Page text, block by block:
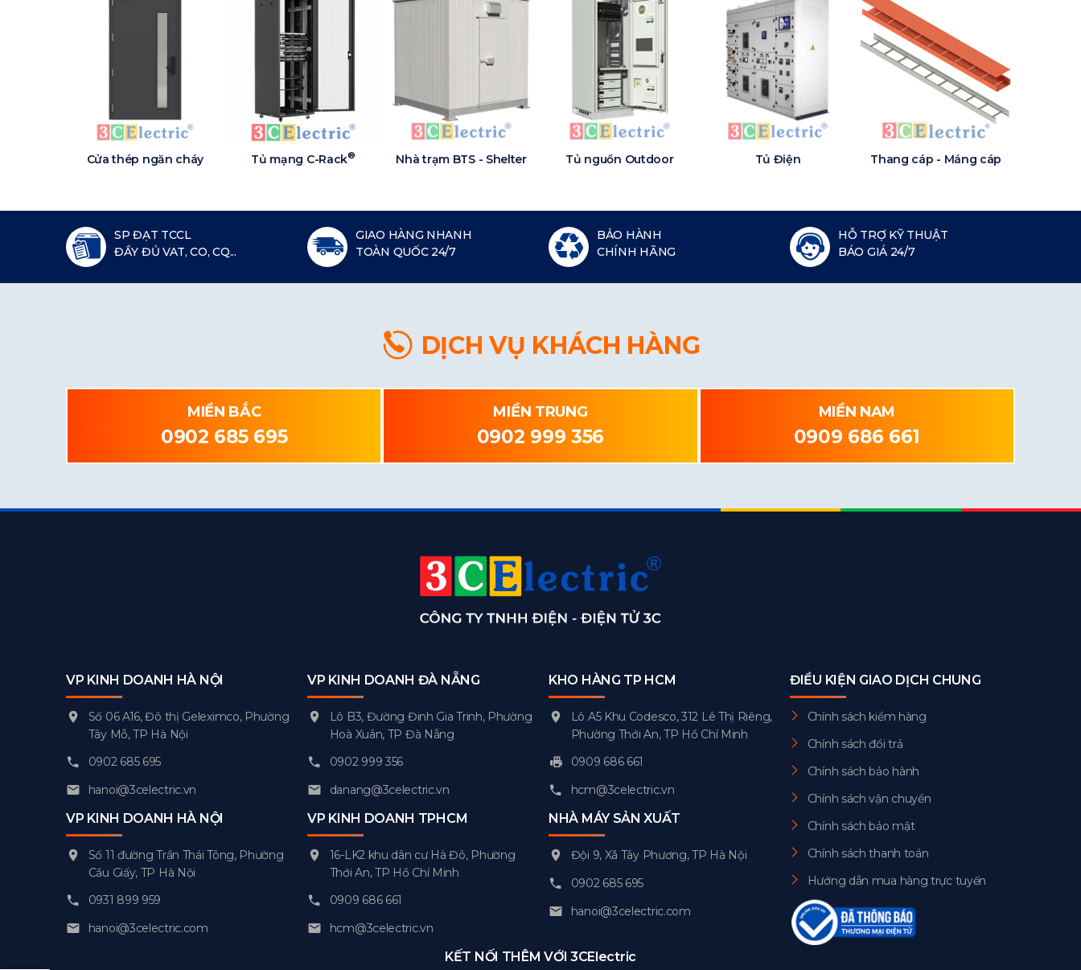
Cửa thép ngăn cháy Tủ mạng C-Rack® Nhà trạm BTS - Shelter Tủ nguồn Outdoor Tủ Điện Thang cáp - Máng cáp
SP ĐẠT TCCL
ĐẦY ĐỦ VAT, CO, CQ...
GIAO HÀNG NHANH
TOÀN QUỐC 24/7
BẢO HÀNH
CHÍNH HÃNG
HỖ TRỢ KỸ THUẬT
BÁO GIÁ 24/7
DỊCH VỤ KHÁCH HÀNG
MIỀN BẮC
0902 685 695
MIỀN TRUNG
0902 999 356
MIỀN NAM
0909 686 661
VP KINH DOANH HÀ NỘI
Số 06 A16, Đô thị Geleximco, Phường
Tây Mỗ, TP Hà Nội
0902 685 695
hanoi@3celectric.vn
VP KINH DOANH HÀ NỘI
Số 11 đường Trần Thái Tông, Phường
Cầu Giấy, TP Hà Nội
0931 899 959
hanoi@3celectric.com
VP KINH DOANH ĐÀ NẴNG
Lô B3, Đường Đinh Gia Trinh, Phường
Hoà Xuân, TP Đà Nẵng
0902 999 356
danang@3celectric.vn
VP KINH DOANH TPHCM
16-LK2 khu dân cư Hà Đô, Phường
Thới An, TP Hồ Chí Minh
0909 686 661
hcm@3celectric.vn
KHO HÀNG TP HCM
Lô A5 Khu Codesco, 312 Lê Thị Riêng,
Phường Thới An, TP Hồ Chí Minh
0909 686 661
hcm@3celectric.vn
NHÀ MÁY SẢN XUẤT
Đội 9, Xã Tây Phương, TP Hà Nội
0902 685 695
hanoi@3celectric.com
ĐIỀU KIỆN GIAO DỊCH CHUNG
Chính sách kiểm hàng
Chính sách đổi trả
Chính sách bảo hành
Chính sách vận chuyển
Chính sách bảo mật
Chính sách thanh toán
Hướng dẫn mua hàng trực tuyến
KẾT NỐI THÊM VỚI 3CElectric